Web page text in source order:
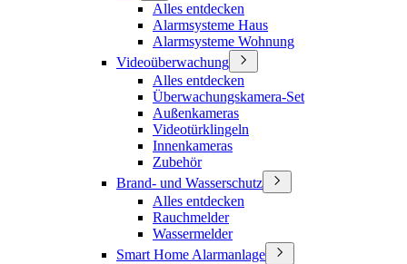
Alles entdecken
Alarmsysteme Haus
Alarmsysteme Wohnung
Videoüberwachung
Alles entdecken
Überwachungskamera-Set
Außenkameras
Videotürklingeln
Innenkameras
Zubehör
Brand- und Wasserschutz
Alles entdecken
Rauchmelder
Wassermelder
Smart Home Alarmanlage